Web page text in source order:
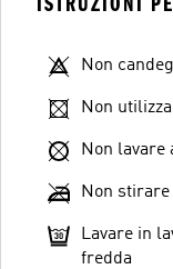
Non
Non
Non lavare
Non stirare
Lavare in
fredda